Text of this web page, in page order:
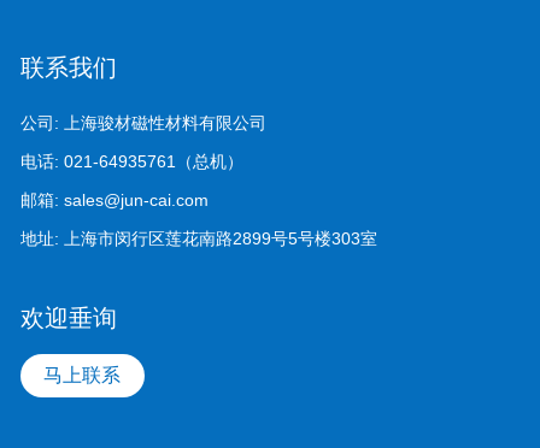
联系我们
公司:上海骏材磁性材料有限公司
电话:021-64935761（总机）
邮箱:sales@jun-cai.com
地址:上海市闵行区莲花南路2899号5号楼303室
欢迎垂询
马上联系